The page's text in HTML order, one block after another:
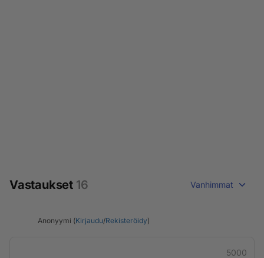
Vastaukset 16 Vanhimmat
Anonyymi (Kirjaudu/Rekisteröidy)
5000